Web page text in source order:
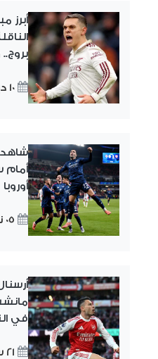
أبرز
10 ديسمبر 2025
شاهد
أمام
أوروبا
05 نوفمبر 2025
في
21 سبتمبر 2025